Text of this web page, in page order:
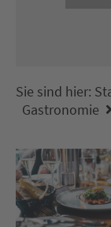
Sie sind hier:
Gastronomie